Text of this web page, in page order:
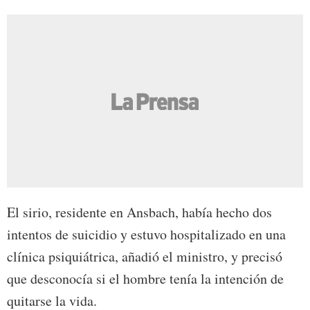
El sirio, residente en Ansbach, había hecho dos
intentos de suicidio y estuvo hospitalizado en una
clínica psiquiátrica, añadió el ministro, y precisó
que desconocía si el hombre tenía la intención de
quitarse la vida.